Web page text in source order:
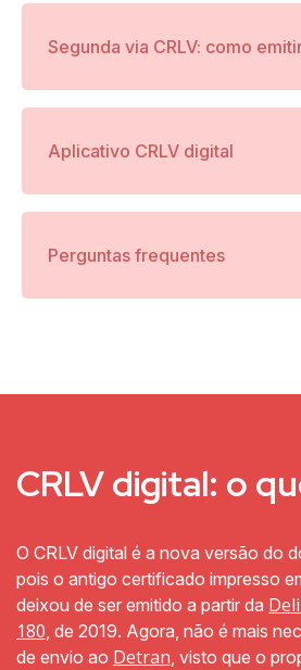
Segunda via CRLV: como
Aplicativo CRLV digital
Perguntas frequentes
CRLV digital: o
O CRLV digital é a nova versão do
pois o antigo certificado impresso
deixou de ser emitido a partir da
180, de 2019. Agora, não é mais
de envio ao Detran, visto que o